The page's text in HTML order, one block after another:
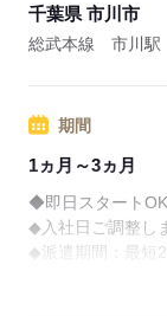
※退職日がエント
※対象施設限定
■月収例：316,800
（時給1,800円
■日払い有※規定あ
千葉県 市川市
総武本線 市川駅
期間
1ヵ月～3ヵ月
◆即日スタートOK
◆入社日ご調整し
◆派遣期間：最短2
◆現在就業中の